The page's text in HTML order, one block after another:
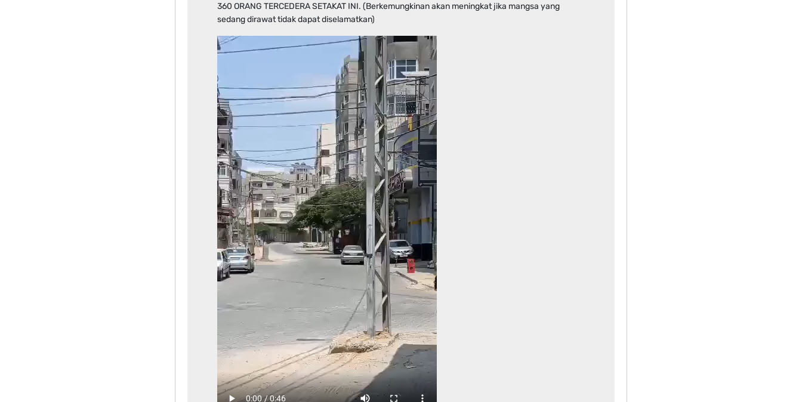
360 ORANG TERCEDERA SETAKAT INI. (Berkemungkinan akan meningkat jika mangsa yang
sedang dirawat tidak dapat diselamatkan)